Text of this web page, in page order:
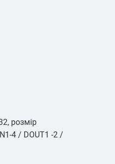
розмір
4 / DOUT1 -2 /